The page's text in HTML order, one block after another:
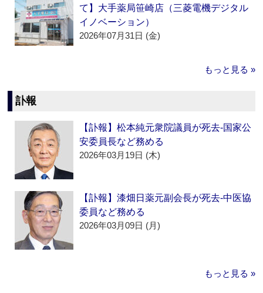
て】大手薬局笹崎店（三菱電機デジタル
イノベーション）
2026年07月31日 (金)
もっと見る »
訃報
【訃報】松本純元衆院議員が死去‐国家公
安委員長など務める
2026年03月19日 (木)
【訃報】漆畑日薬元副会長が死去‐中医協
委員など務める
2026年03月09日 (月)
もっと見る »